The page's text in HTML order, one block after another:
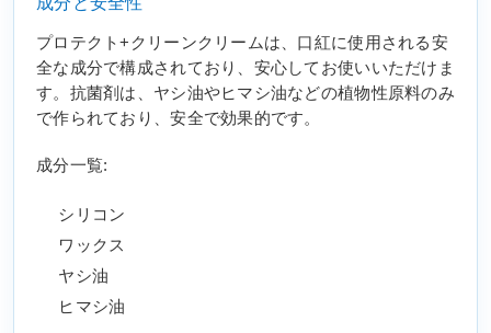
プロテクト+クリーンクリームは、口紅に使用される安
全な成分で構成されており、安心してお使いいただけま
す。抗菌剤は、ヤシ油やヒマシ油などの植物性原料のみ
で作られており、安全で効果的です。
成分一覧:
シリコン
ワックス
ヤシ油
ヒマシ油